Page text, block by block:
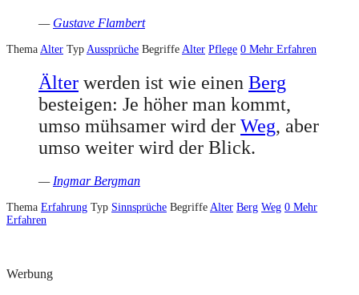
— Gustave Flambert
Thema Alter Typ Aussprüche Begriffe Alter Pflege 0 Mehr Erfahren
Älter werden ist wie einen Berg
besteigen: Je höher man kommt,
umso mühsamer wird der Weg, aber
umso weiter wird der Blick.
—Ingmar Bergman
Thema Erfahrung Typ Sinnsprüche Begriffe Alter Berg Weg 0 Mehr
Erfahren
Werbung